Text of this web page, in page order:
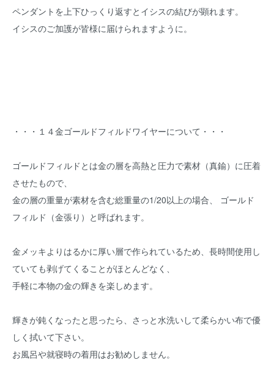
ペンダントを上下ひっくり返すとイシスの結びが顕れます。
イシスのご加護が皆様に届けられますように。
・・・１４金ゴールドフィルドワイヤーについて・・・
ゴールドフィルドとは金の層を高熱と圧力で素材（真鍮）に圧着
させたもので、
金の層の重量が素材を含む総重量の1/20以上の場合、 ゴールド
フィルド（金張り）と呼ばれます。
金メッキよりはるかに厚い層で作られているため、長時間使用し
ていても剥げてくることがほとんどなく、
手軽に本物の金の輝きを楽しめます。
輝きが鈍くなったと思ったら、さっと水洗いして柔らかい布で優
しく拭いて下さい。
お風呂や就寝時の着用はお勧めしません。